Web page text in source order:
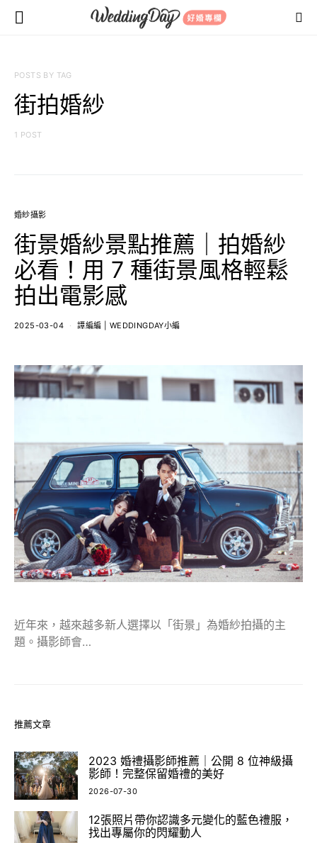
POSTS BY TAG
街拍婚紗
1 POST
婚紗攝影
街景婚紗景點推薦｜拍婚紗
必看！用 7 種街景風格輕鬆
拍出電影感
2025-03-04 譚編編 | WEDDINGDAY小編
近年來，越來越多新人選擇以「街景」為婚紗拍攝的主
題。攝影師會…
推薦文章
2023 婚禮攝影師推薦｜公開 8 位神級攝
影師！完整保留婚禮的美好
2026-07-30
12張照片帶你認識多元變化的藍色禮服，
找出專屬你的閃耀動人